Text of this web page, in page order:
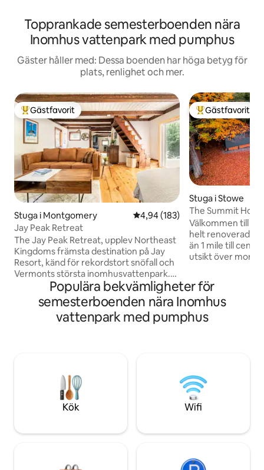
Topprankade semesterboenden nära
Inomhus vattenpark med pumphus
Gäster håller med: Dessa boenden har höga betyg för
plats, renlighet och mer.
Populär gästfavorit
Gästfavorit
Stuga i Montgomery 4,94 av 5 i genomsnittligt
4,94 (183)
Jay Peak Retreat
The Jay Peak Retreat, upplev Northeast
Kingdoms främsta destination på Jay
Resort, känd för rekordstort snöfall och
Vermonts största inomhusvattenpark.
Denna eleganta stuga erbjuder en
öppen planlösning som är perfekt för
mysiga sammankomster och afterski.
Kombinera exklusiv komfort med rustik
35 minuter till Sutton i Quebec!! Ingång
till Long Trail-vandringsleden ligger nära
Populär
Gästfavorit
Stuga i Stowe
The Summit
ramshus
Välkommen till
helt renoverad
än 1 mile till
utsikt över
glasvägg.
utforskning av
regnduschen i
middagen runt
eldstaden medan
Populära bekvämligheter för
semesterboenden nära Inomhus
vattenpark med pumphus
Kök Wifi